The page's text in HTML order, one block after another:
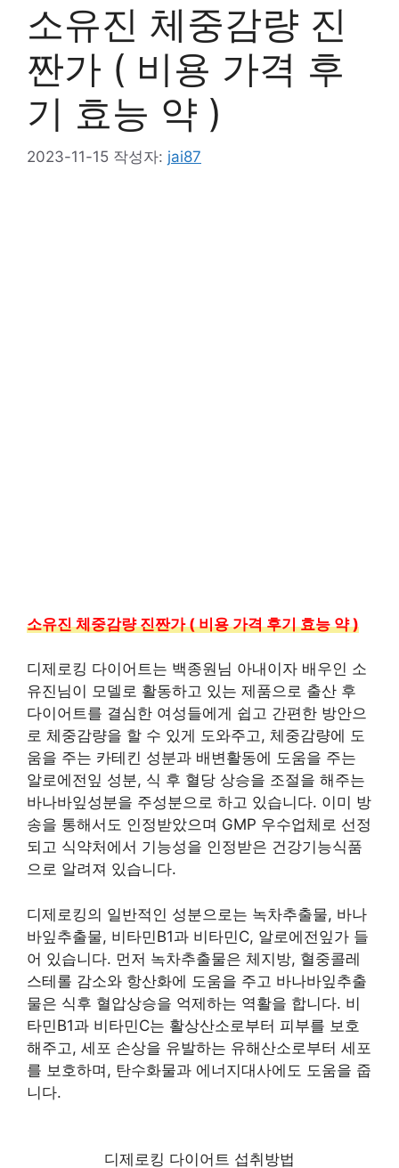
소유진 체중감량 진
짠가 ( 비용 가격 후
기 효능 약 )
2023-11-15 작성자: jai87
소유진 체중감량 진짠가 ( 비용 가격 후기 효능 약 )
디제로킹 다이어트는 백종원님 아내이자 배우인 소
유진님이 모델로 활동하고 있는 제품으로 출산 후
다이어트를 결심한 여성들에게 쉽고 간편한 방안으
로 체중감량을 할 수 있게 도와주고, 체중감량에 도
움을 주는 카테킨 성분과 배변활동에 도움을 주는
알로에전잎 성분, 식 후 혈당 상승을 조절을 해주는
바나바잎성분을 주성분으로 하고 있습니다. 이미 방
송을 통해서도 인정받았으며 GMP 우수업체로 선정
되고 식약처에서 기능성을 인정받은 건강기능식품
으로 알려져 있습니다.
디제로킹의 일반적인 성분으로는 녹차추출물, 바나
바잎추출물, 비타민B1과 비타민C, 알로에전잎가 들
어 있습니다. 먼저 녹차추출물은 체지방, 혈중콜레
스테롤 감소와 항산화에 도움을 주고 바나바잎추출
물은 식후 혈압상승을 억제하는 역활을 합니다. 비
타민B1과 비타민C는 활상산소로부터 피부를 보호
해주고, 세포 손상을 유발하는 유해산소로부터 세포
를 보호하며, 탄수화물과 에너지대사에도 도움을 줍
니다.
디제로킹 다이어트 섭취방법